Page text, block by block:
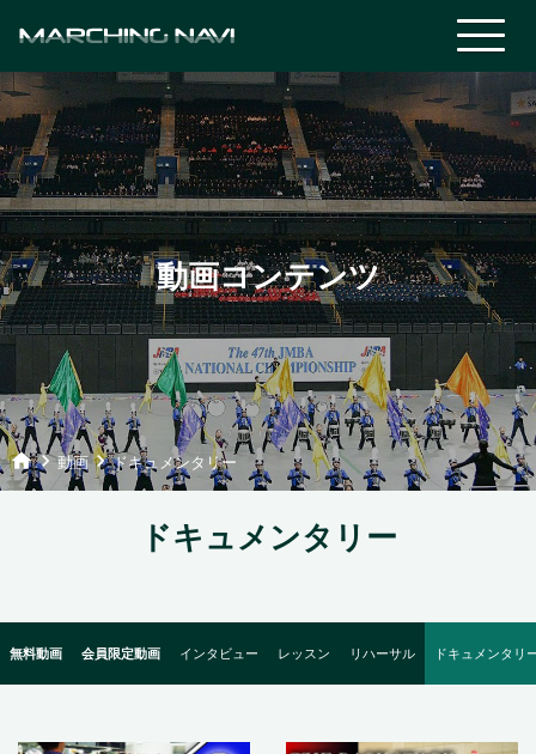
動画コンテンツ
homekeyboard_arrow_right動画keyboard_arrow_rightドキュメンタリー
ドキュメンタリー
無料動画 会員限定動画 インタビュー レッスン リハーサル ドキュメンタリ